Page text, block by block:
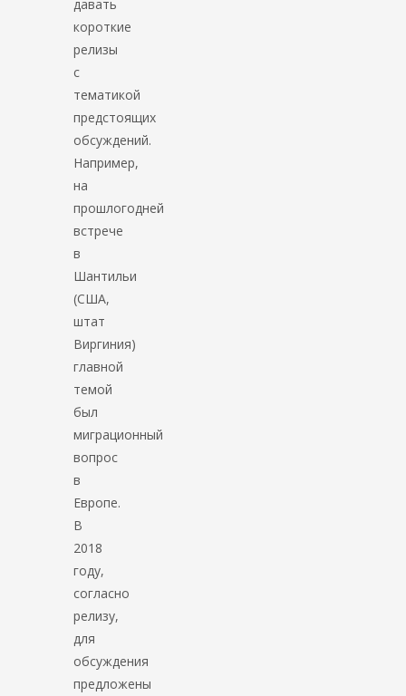
давать
короткие
релизы
с
тематикой
предстоящих
обсуждений.
Например,
на
прошлогодней
встрече
в
Шантильи
(США,
штат
Виргиния)
главной
темой
был
миграционный
вопрос
в
Европе.
В
2018
году,
согласно
релизу,
для
обсуждения
предложены